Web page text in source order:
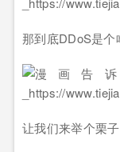
那到底DDoS是个
让我们来举个栗